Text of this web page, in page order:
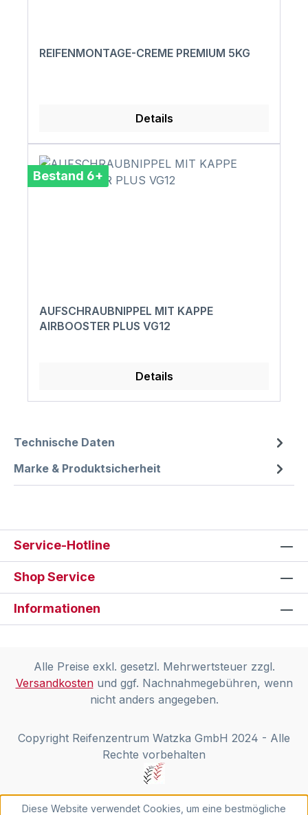
REIFENMONTAGE-CREME PREMIUM 5KG
Details
Bestand 6+
AUFSCHRAUBNIPPEL MIT KAPPE
AIRBOOSTER PLUS VG12
Details
Technische Daten
Marke & Produktsicherheit
Service-Hotline
Shop Service
Informationen
Alle Preise exkl. gesetzl. Mehrwertsteuer zzgl.
Versandkostenund ggf. Nachnahmegebühren, wenn
nicht anders angegeben.
Copyright Reifenzentrum Watzka GmbH 2024 - Alle
Rechte vorbehalten
Diese Website verwendet Cookies, um eine bestmögliche